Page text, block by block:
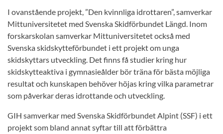
I ovanstående projekt, ”Den kvinnliga idrottaren”, samverkar
Mittuniversitetet med Svenska Skidförbundet Längd. Inom
forskarskolan samverkar Mittuniversitetet också med
Svenska skidskytteförbundet i ett projekt om unga
skidskyttars utveckling. Det finns få studier kring hur
skidskytteaktiva i gymnasieålder bör träna för bästa möjliga
resultat och kunskapen behöver höjas kring vilka parametrar
som påverkar deras idrottande och utveckling.
GIH samverkar med Svenska Skidförbundet Alpint (SSF) i ett
projekt som bland annat syftar till att förbättra